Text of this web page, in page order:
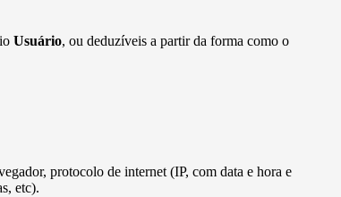
Usuário, ou deduzíveis a partir da forma como o
protocolo de internet (IP, com data e hora e
etc).